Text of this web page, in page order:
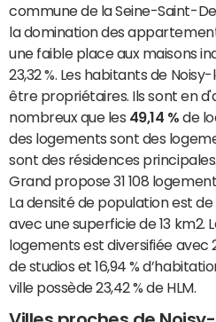
commune de la Seine-Saint-
la domination des
une faible place aux maisons
23,32 %. Les habitants de
être propriétaires. Ils sont en
nombreux que les 49,14 % de
des logements sont des
sont des résidences
Grand propose 31 108
La densité de population est
avec une superficie de 13 km2.
logements est diversifiée avec
de studios et 16,94 %
ville possède 23,42 % de HLM.